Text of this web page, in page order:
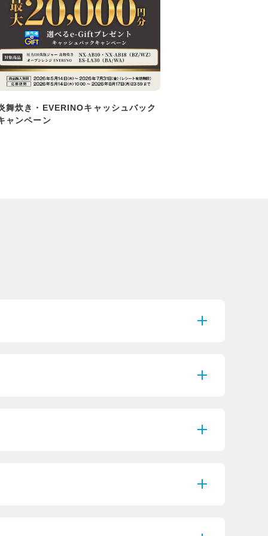
舞炊き・EVERINOキャッシュバック
ャンペーン